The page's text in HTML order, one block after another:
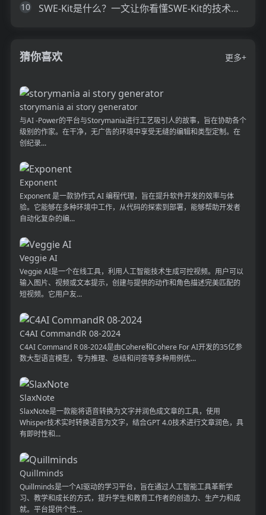
10 SWE-Kit是什么？一文让你看懂SWE-Kit的技术原理、主要功能、应用场景
猜你喜欢 更多+
storymania ai story generator
与AI -Power的平台与Storymania进行工艺吸引人的故事，旨在协助各个
级别的作家。在干净，无广告的环境中享受无缝的编辑和类型定制。在
创纪录...
Exponent
Exponent 是一款协作式 AI 编程代理，旨在提升软件开发的效率与体
验。它能够在多种环境中工作，从代码的探索到部署，能够帮助开发者
自动化复杂的编...
Veggie AI
Veggie AI是一个在线工具，利用人工智能技术生成可控视频。用户可以
输入图片、视频或文本提示，创建与提供的动作和角色描述完美匹配的
短视频。它用户友...
C4AI CommandR 08-2024
C4AI Command R 08-2024是由Cohere和Cohere For AI开发的35亿参
数大型语言模型，专为推理、总结和问答等多种用例优...
SlaxNote
SlaxNote是一款能将语音转换为文字并润色成文章的工具，使用
Whisper技术实时转换语音为文字，结合GPT 4.0技术进行文章润色，具
有即时性和...
Quillminds
Quillminds是一个AI驱动的学习平台，旨在通过人工智能工具革新学
习、教学和成长的方式，提升学生和教育工作者的创造力、生产力和成
就。平台提供个性...